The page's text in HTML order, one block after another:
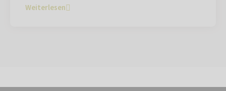
Weiterlesen